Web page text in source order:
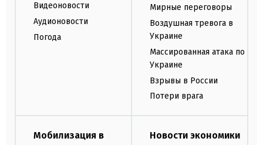
Видеоновости
Аудионовости
Погода
Мирные переговоры
Воздушная тревога в
Украине
Массированная атака по
Украине
Взрывы в России
Потери врага
Мобилизация в
Новости экономики